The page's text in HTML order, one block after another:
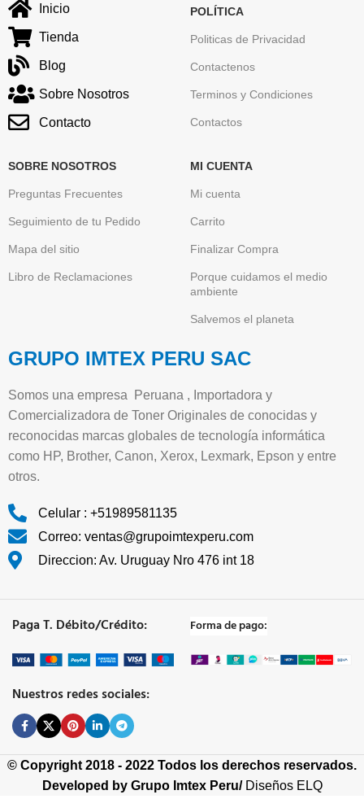
Inicio
Tienda
Blog
Sobre Nosotros
Contacto
POLÍTICA
Politicas de Privacidad
Contactenos
Terminos y Condiciones
Contactos
SOBRE NOSOTROS
Preguntas Frecuentes
Seguimiento de tu Pedido
Mapa del sitio
Libro de Reclamaciones
MI CUENTA
Mi cuenta
Carrito
Finalizar Compra
Porque cuidamos el medio
ambiente
Salvemos el planeta
GRUPO IMTEX PERU SAC
Somos una empresa Peruana , Importadora y
Comercializadora de Toner Originales de conocidas y
reconocidas marcas globales de tecnología informática
como HP, Brother, Canon, Xerox, Lexmark, Epson y entre
otros.
Celular : +51989581135
Correo: ventas@grupoimtexperu.com
Direccion: Av. Uruguay Nro 476 int 18
Paga T. Débito/Crédito: Forma de pago:
Nuestros redes sociales:
© Copyright 2018 - 2022 Todos los derechos reservados.
Developed by Grupo Imtex Peru/ Diseños ELQ